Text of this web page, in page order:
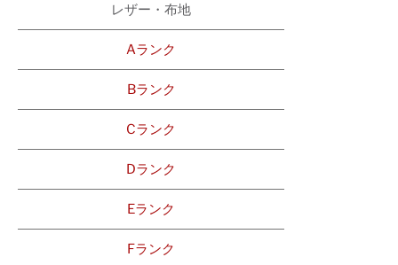
レザー・布地
Aランク
Bランク
Cランク
Dランク
Eランク
Fランク